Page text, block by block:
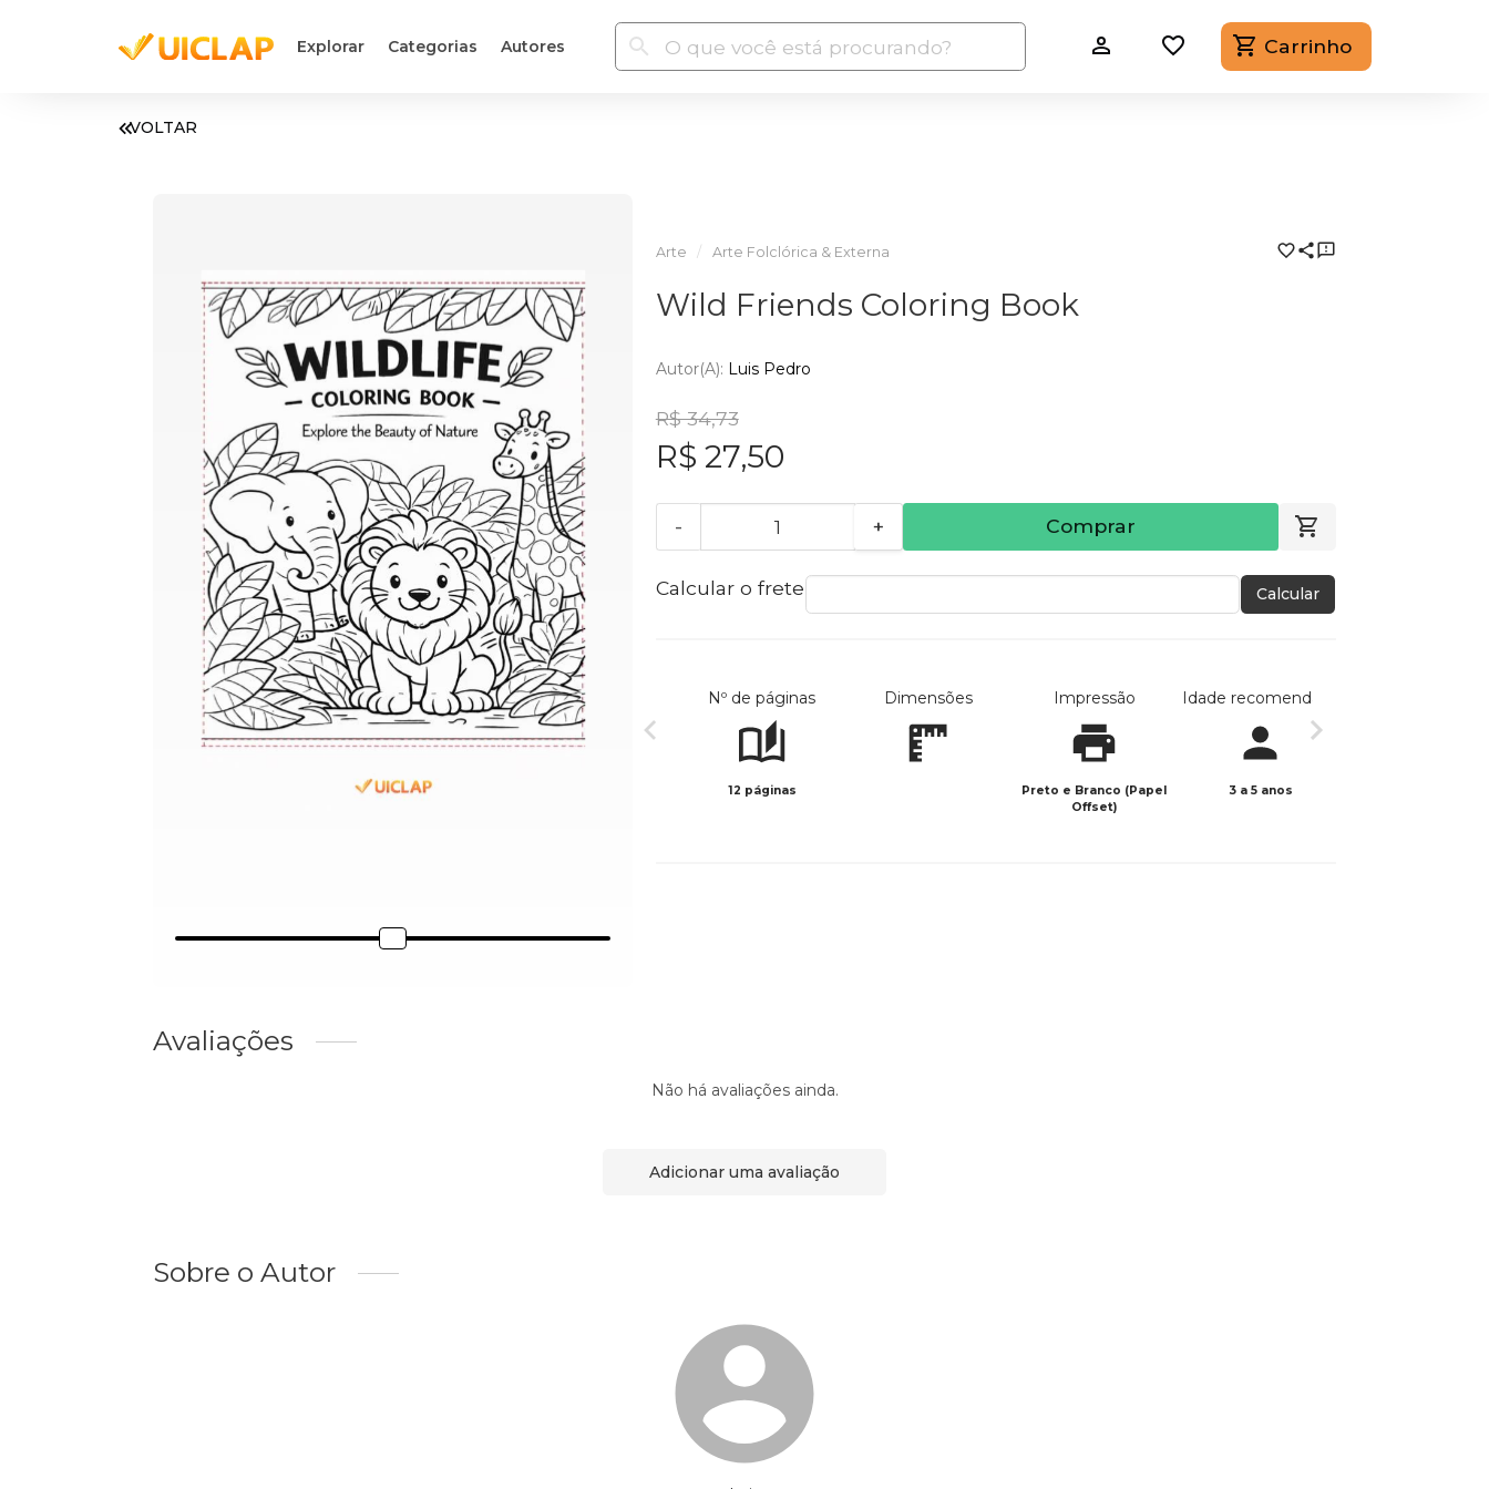
Explorar Categorias Autores Carrinho
VOLTAR
Arte Arte Folclórica & Externa
Wild Friends Coloring Book
Autor(a): Luis Pedro
R$ 34,73
R$ 27,50
- + Comprar
Calcular o frete Calcular
Nº de páginas
12 páginas
Dimensões Impressão
Preto e Branco (Papel
Offset)
Idade recomendada
3 a 5 anos
Avaliações
Não há avaliações ainda.
Adicionar uma avaliação
Sobre o Autor